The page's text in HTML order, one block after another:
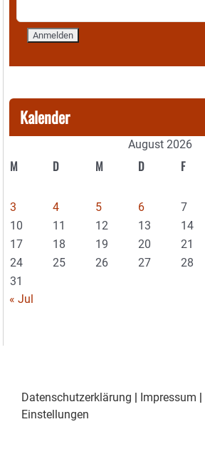
Kalender
August 2026
M D M D F
3
4 5 6 7
10
11 12 13 14
17
18 19 20 21
24
25 26 27 28
31
« Jul
Datenschutzerklärung | Impressum |
Einstellungen